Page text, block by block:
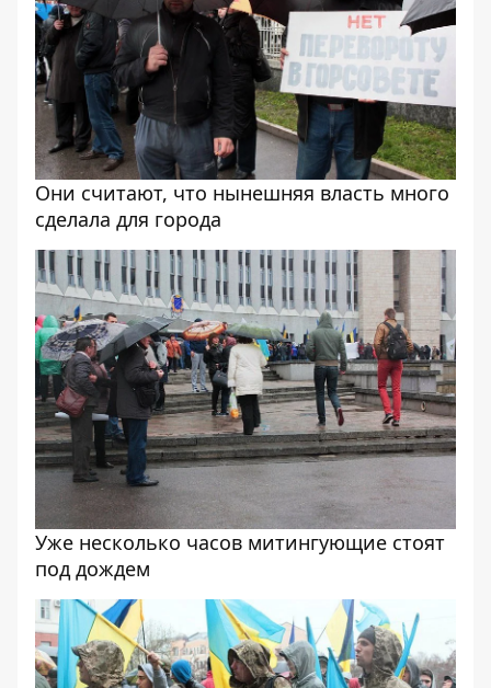
Они считают, что нынешняя власть много
сделала для города
Уже несколько часов митингующие стоят
под дождем